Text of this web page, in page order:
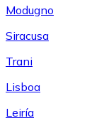
Modugno
Siracusa
Trani
Lisboa
Leiría